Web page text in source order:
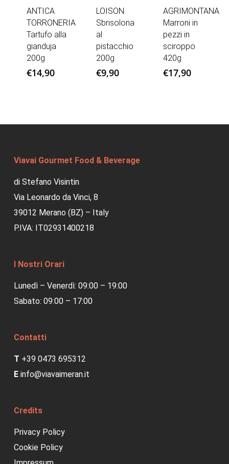
ANTICA
TORRONERIA
Tartufo alla
gianduja
200g
€14,90
LOISON
Sbrisolona
al
pistacchio
200g
€9,90
AGRIMONTANA
Marroni in
pezzi in
sciroppo
420g
€17,90
Viavai Gourmet Food & Beverage
di Stefano Visintin
Via Leonardo da Vinci, 8
39012 Merano (BZ) – Italy
P.IVA: IT02931400218
I Nostri Orari
Lunedì – Venerdì: 09:00 – 19:00
Sabato: 09:00 – 17:00
Contatti
T +39 0473 695312
E info@viavaimeran.it
Credits
Privacy Policy
Cookie Policy